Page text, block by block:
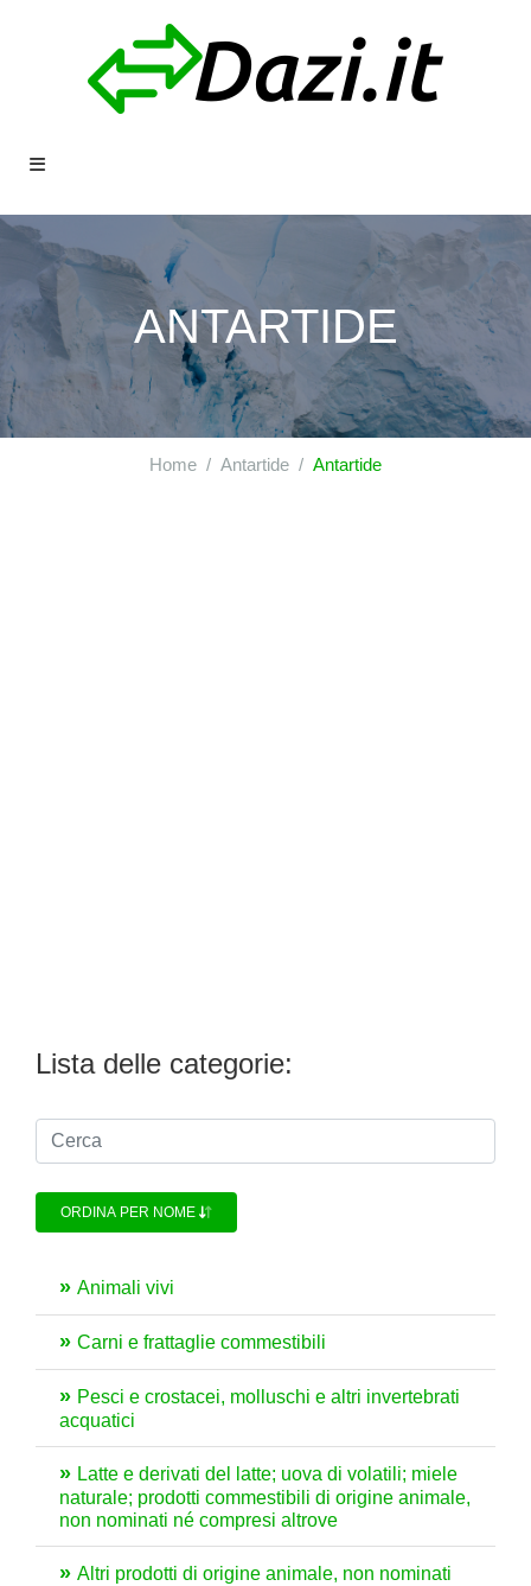
ANTARTIDE
Home Antartide Antartide
Lista delle categorie:
ORDINA PER NOME
Animali vivi
Carni e frattaglie commestibili
Pesci e crostacei, molluschi e altri invertebrati
acquatici
Latte e derivati del latte; uova di volatili; miele
naturale; prodotti commestibili di origine animale,
non nominati né compresi altrove
Altri prodotti di origine animale, non nominati